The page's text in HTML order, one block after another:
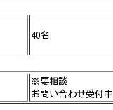
40名
※要相談
お問い合わせ受付中